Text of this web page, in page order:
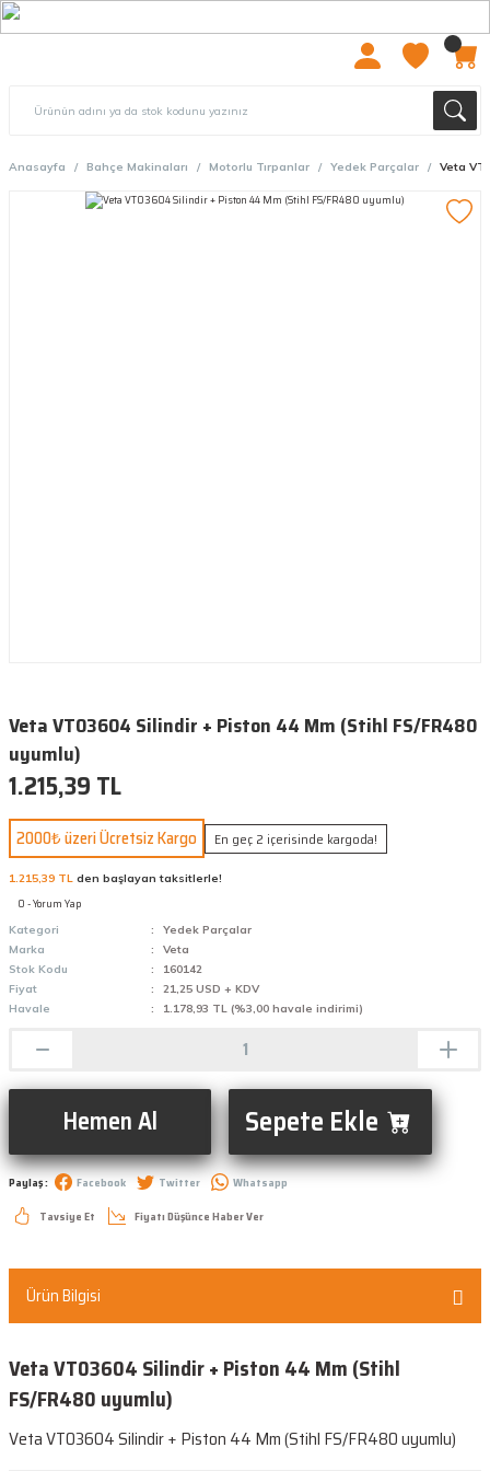
Anasayfa Bahçe Makinaları Motorlu Tırpanlar Yedek Parçalar Veta
Veta VT03604 Silindir + Piston 44 Mm (Stihl FS/FR480
uyumlu)
1.215,39 TL
2000₺ üzeri Ücretsiz Kargo En geç 2 içerisinde kargoda!
1.215,39 TL den başlayan taksitlerle!
0 - Yorum Yap
Kategori
Yedek Parçalar
Marka
Veta
Stok Kodu
160142
Fiyat
21,25 USD + KDV
Havale
1.178,93 TL (%3,00 havale indirimi)
Hemen Al Sepete Ekle
Paylaş : Facebook Twitter
Whatsapp
Tavsiye Et
Fiyatı Düşünce Haber Ver
Ürün Bilgisi
Veta VT03604 Silindir + Piston 44 Mm (Stihl
FS/FR480 uyumlu)
Veta VT03604 Silindir + Piston 44 Mm (Stihl FS/FR480 uyumlu)